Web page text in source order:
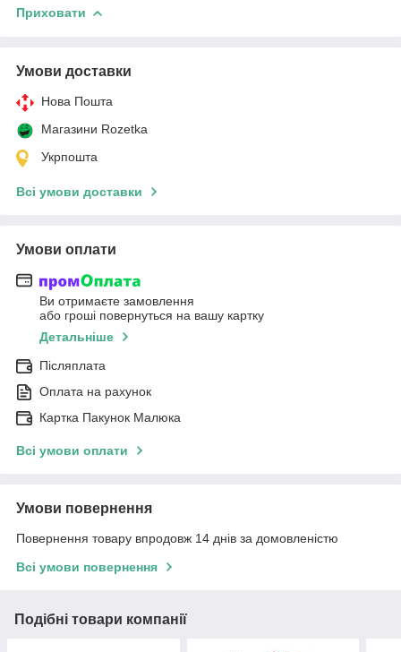
Приховати
Умови доставки
Нова Пошта
Магазини Rozetka
Укрпошта
Всі умови доставки
Умови оплати
Ви отримаєте замовлення
або гроші повернуться на вашу картку
Детальніше
Післяплата
Оплата на рахунок
Картка Пакунок Малюка
Всі умови оплати
Умови повернення
Повернення товару впродовж 14 днів за домовленістю
Всі умови повернення
Подібні товари компанії